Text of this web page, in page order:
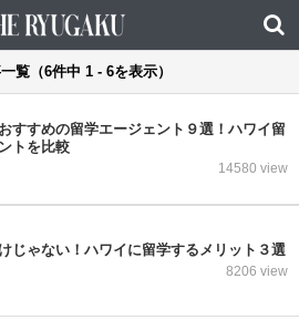
覧（6件中 1 - 6を表示）
すすめの留学エージェント９選！ハワイ留
トを比較
14580 view
じゃない！ハワイに留学するメリット３選
8206 view